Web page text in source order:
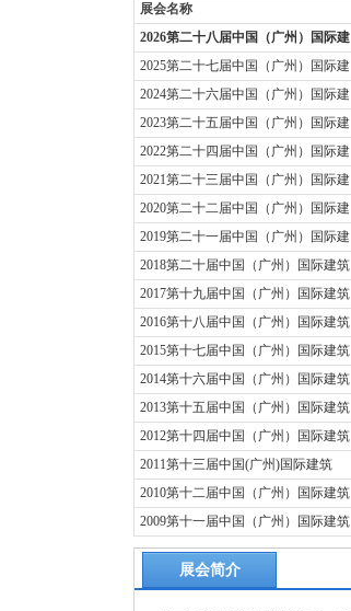
展会名称
2026第二十八届中国（广州）国际建
2025第二十七届中国（广州）国际建
2024第二十六届中国（广州）国际建
2023第二十五届中国（广州）国际建
2022第二十四届中国（广州）国际建
2021第二十三届中国（广州）国际建
2020第二十二届中国（广州）国际建
2019第二十一届中国（广州）国际建
2018第二十届中国（广州）国际建筑
2017第十九届中国（广州）国际建筑
2016第十八届中国（广州）国际建筑
2015第十七届中国（广州）国际建筑
2014第十六届中国（广州）国际建筑
2013第十五届中国（广州）国际建筑
2012第十四届中国（广州）国际建筑
2011第十三届中国(广州)国际建筑
2010第十二届中国（广州）国际建筑
2009第十一届中国（广州）国际建筑
展会简介